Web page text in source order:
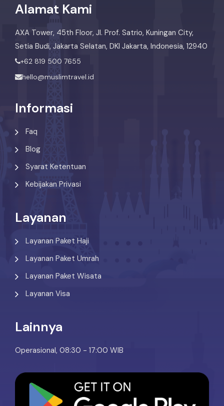
Alamat Kami
AXA Tower, 45th Floor, Jl. Prof. Satrio, Kuningan City,
Setia Budi, Jakarta Selatan, DKI Jakarta, Indonesia, 12940
+62 819 500 7655
hello@muslimtravel.id
Informasi
Faq
Blog
Syarat Ketentuan
Kebijakan Privasi
Layanan
Layanan Paket Haji
Layanan Paket Umrah
Layanan Paket Wisata
Layanan Visa
Lainnya
Operasional, 08:30 - 17:00 WIB